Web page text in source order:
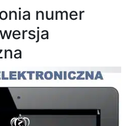
numer